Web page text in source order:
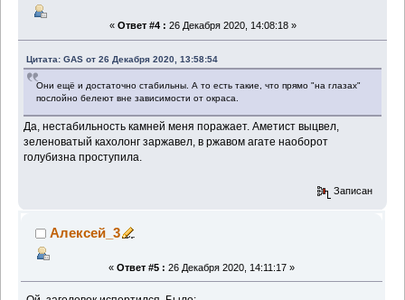
« Ответ #4 : 26 Декабря 2020, 14:08:18 »
Цитата: GAS от 26 Декабря 2020, 13:58:54
Они ещё и достаточно стабильны. А то есть такие, что прямо "на глазах"
послойно белеют вне зависимости от окраса.
Да, нестабильность камней меня поражает. Аметист выцвел,
зеленоватый кахолонг заржавел, в ржавом агате наоборот
голубизна проступила.
Записан
Алексей_3
« Ответ #5 : 26 Декабря 2020, 14:11:17 »